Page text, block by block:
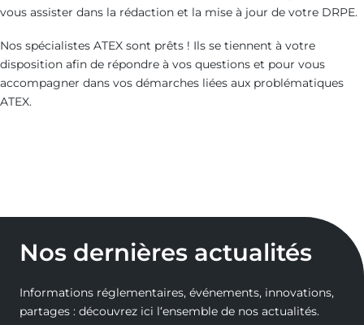
vous assister dans la rédaction et la mise à jour de votre DRPE.
Nos spécialistes ATEX sont prêts ! Ils se tiennent à votre
disposition afin de répondre à vos questions et pour vous
accompagner dans vos démarches liées aux problématiques
ATEX.
Nos dernières actualités
Informations réglementaires, événements, innovations,
partages : découvrez ici l‘ensemble de nos actualités.